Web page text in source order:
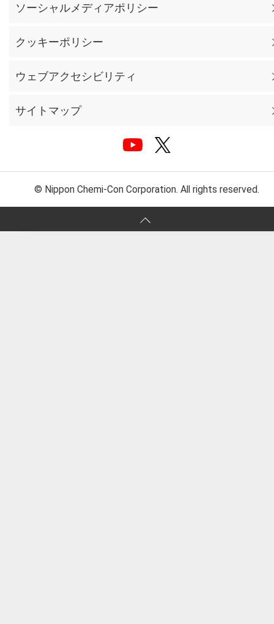
ソーシャルメディアポリシー
クッキーポリシー
ウェブアクセシビリティ
サイトマップ
© Nippon Chemi-Con Corporation. All rights reserved.